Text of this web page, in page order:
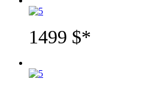
1499 $*